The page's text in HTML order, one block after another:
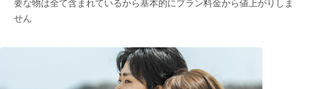
要な物は全て含まれているから基本的にプラン料金から値上がりしま
せん